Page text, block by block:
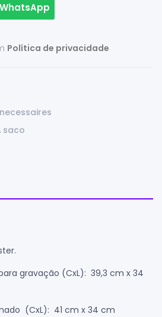
Política de privacidade
saco
gravação (CxL): 39,3 cm x 34
(CxL): 41 cm x 34 cm